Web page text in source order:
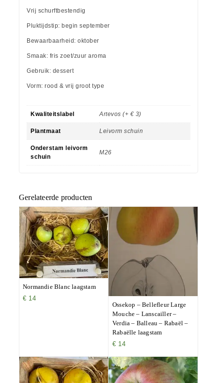
Vrij schurftbestendig
Pluktijdstip: begin september
Bewaarbaarheid: oktober
Smaak: fris zoet/zuur aroma
Gebruik: dessert
Vorm: rood & vrij groot type
Kwaliteitslabel Artevos (+ € 3)
Plantmaat Leivorm schuin
Onderstam leivorm
schuin
M26
Gerelateerde producten
Normandie Blanc laagstam
€ 14
Ossekop – Bellefleur Large
Mouche – Lanscailler –
Verdia – Balleau – Rabaël –
Rabaëlle laagstam
€ 14